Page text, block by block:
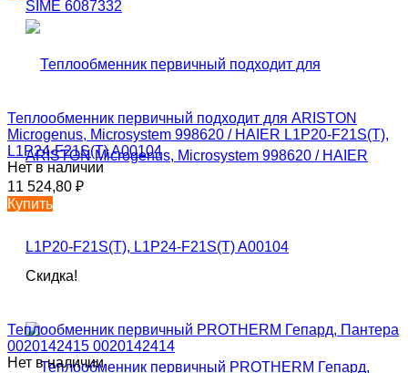
Теплообменник первичный подходит для ARISTON
Microgenus, Microsystem 998620 / HAIER L1P20-F21S(T),
L1P24-F21S(T) A00104
Нет в наличии
11 524,80 ₽
Купить
Скидка!
Теплообменник первичный PROTHERM Гепард, Пантера
0020142415 0020142414
Нет в наличии